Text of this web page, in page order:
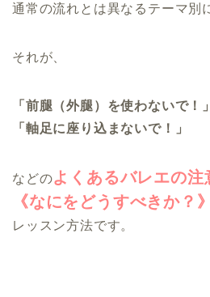
通常の流れとは異なるテーマ別
それが、
「前腿（外腿）を使わないで！」
「軸足に座り込まないで！」
などのよくあるバレエの注
《なにをどうすべきか？
レッスン方法です。